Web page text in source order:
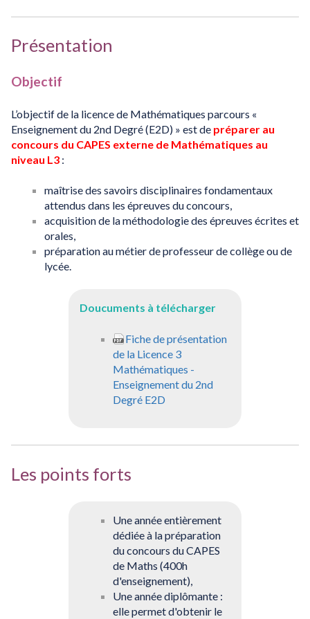
Présentation
Objectif
L’objectif de la licence de Mathématiques parcours «
Enseignement du 2nd Degré (E2D) » est de préparer au
concours du CAPES externe de Mathématiques au
niveau L3 :
maîtrise des savoirs disciplinaires fondamentaux
attendus dans les épreuves du concours,
acquisition de la méthodologie des épreuves écrites et
orales,
préparation au métier de professeur de collège ou de
lycée.
Doucuments à télécharger
Fiche de présentation
de la Licence 3
Mathématiques -
Enseignement du 2nd
Degré E2D
Les points forts
Une année entièrement
dédiée à la préparation
du concours du CAPES
de Maths (400h
d'enseignement),
Une année diplômante :
elle permet d'obtenir le